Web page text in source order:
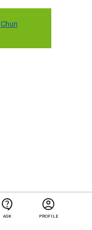
ASK PROFILE
Chun